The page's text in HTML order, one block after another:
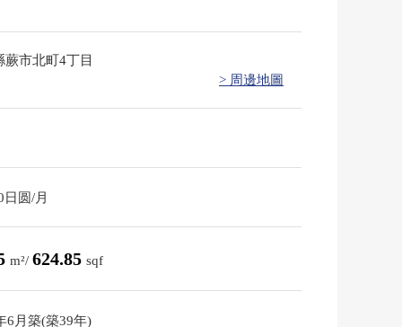
蕨市北町4丁目
> 周邊地圖
日圆/月
m²/ 624.85 sqf
6月築(築39年)